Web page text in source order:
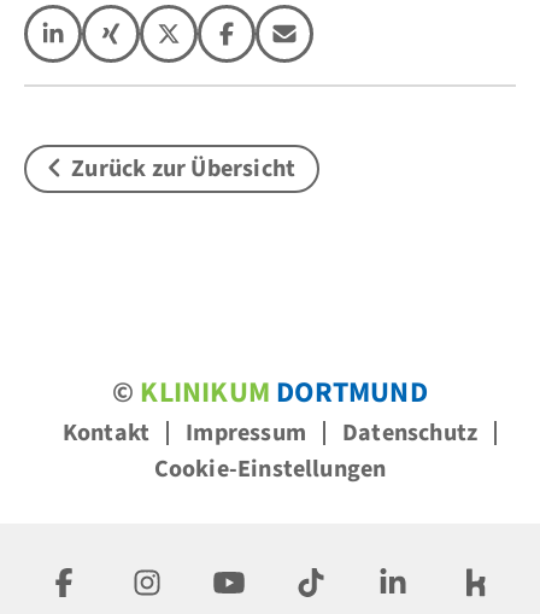
Zurück zur Übersicht
© KLINIKUM DORTMUND
Kontakt Impressum
Datenschutz
Cookie-Einstellungen